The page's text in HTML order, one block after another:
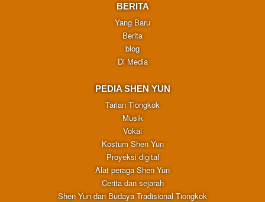
BERITA
Yang Baru
Berita
blog
Di Media
PEDIA SHEN YUN
Tarian Tiongkok
Musik
Vokal
Kostum Shen Yun
Proyeksi digital
Alat peraga Shen Yun
Cerita dan sejarah
Shen Yun dan Budaya Tradisional Tiongkok